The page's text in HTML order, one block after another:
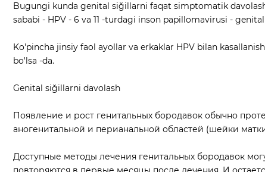
Bugungi kunda genital siğillarni faqat simptomatik
sababi - HPV - 6 va 11 -turdagi inson papillomavirusi -
Ko'pincha jinsiy faol ayollar va erkaklar HPV bilan
bo'lsa -da.
Genital siğillarni davolash
Появление и рост генитальных бородавок обычно
аногенитальной и перианальной областей (шейки
Доступные методы лечения генитальных бородавок